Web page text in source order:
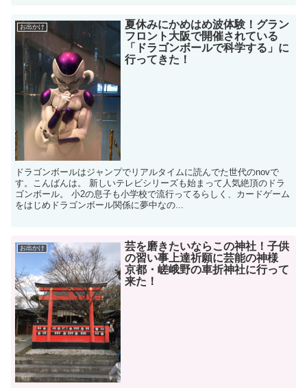
お出かけ
夏休みにかめはめ波体験！グラン
フロント大阪で開催されている
「ドラゴンボールで科学する」に
行ってきた！
ドラゴンボールはジャンプでリアルタイムに読んでた世代のnovで
す。こんばんは。 新しいテレビシリーズも始まって人気絶頂のドラ
ゴンボール。 小2の息子も小学校で流行ってるらしく、カードゲーム
をはじめドラゴンボール関係に夢中なの...
お出かけ
芸を磨きたいならこの神社！子供
の習い事上達祈願に芸能の神様
京都・嵯峨野の車折神社に行って
来た！